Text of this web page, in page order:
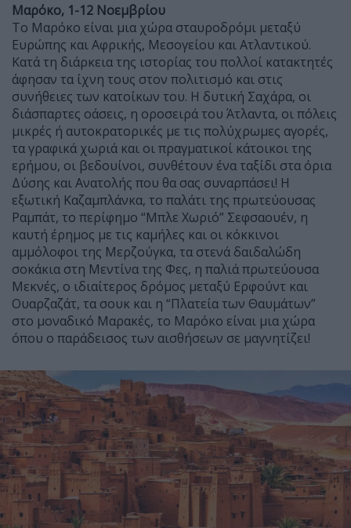
Μαρόκο, 1-12 Νοεμβρίου
Το Μαρόκο είναι μια χώρα σταυροδρόμι μεταξύ
Ευρώπης και Αφρικής, Μεσογείου και Ατλαντικού.
Κατά τη διάρκεια της ιστορίας του πολλοί κατακτητές
άφησαν τα ίχνη τους στον πολιτισμό και στις
συνήθειες των κατοίκων του. Η δυτική Σαχάρα, οι
διάσπαρτες οάσεις, η οροσειρά του Άτλαντα, οι πόλεις
μικρές ή αυτοκρατορικές με τις πολύχρωμες αγορές,
τα γραφικά χωριά και οι πραγματικοί κάτοικοι της
ερήμου, οι βεδουίνοι, συνθέτουν ένα ταξίδι στα όρια
Δύσης και Ανατολής που θα σας συναρπάσει! Η
εξωτική Καζαμπλάνκα, το παλάτι της πρωτεύουσας
Ραμπάτ, το περίφημο “Μπλε Χωριό” Σεφσαουέν, η
καυτή έρημος με τις καμήλες και οι κόκκινοι
αμμόλοφοι της Μερζούγκα, τα στενά δαιδαλώδη
σοκάκια στη Μεντίνα της Φες, η παλιά πρωτεύουσα
Μεκνές, ο ιδιαίτερος δρόμος μεταξύ Ερφούντ και
Ουαρζαζάτ, τα σουκ και η “Πλατεία των Θαυμάτων”
στο μοναδικό Μαρακές, το Μαρόκο είναι μια χώρα
όπου ο παράδεισος των αισθήσεων σε μαγνητίζει!